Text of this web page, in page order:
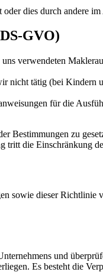
dies durch andere
GVO)
verwendeten
nicht tätig (bei
für die
Bestimmungen zu
tritt die Einschränkung
sowie dieser
und
Es besteht die